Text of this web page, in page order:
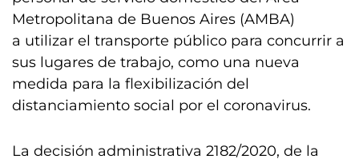
Metropolitana de Buenos Aires (AMBA)
a utilizar el transporte público para concurrir a
sus lugares de trabajo, como una nueva
medida para la flexibilización del
distanciamiento social por el coronavirus.
La decisión administrativa 2182/2020, de la